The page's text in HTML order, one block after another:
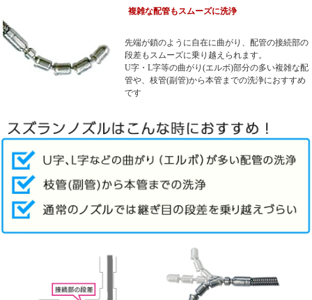
複雑な配管もスムーズに洗浄
先端が鎖のように自在に曲がり、配管の接続部の
段差もスムーズに乗り越えられます。
U字・L字等の曲がり(エルボ)部分の多い複雑な配
管や、枝管(副管)から本管までの洗浄におすすめ
です